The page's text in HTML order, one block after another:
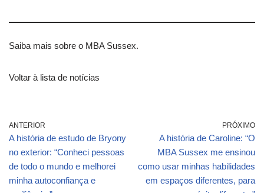
Saiba mais sobre o MBA Sussex.
Voltar à lista de notícias
ANTERIOR
A história de estudo de Bryony
no exterior: “Conheci pessoas
de todo o mundo e melhorei
minha autoconfiança e
PRÓXIMO
A história de Caroline: “O
MBA Sussex me ensinou
como usar minhas habilidades
em espaços diferentes, para